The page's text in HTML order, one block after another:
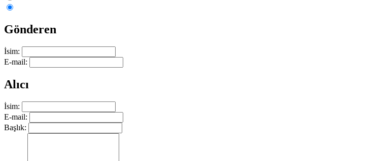
Gönderen
İsim:
E-mail:
Alıcı
İsim:
E-mail:
Başlık: